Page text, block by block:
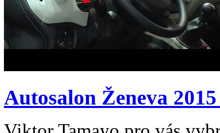
Autosalon Ženeva